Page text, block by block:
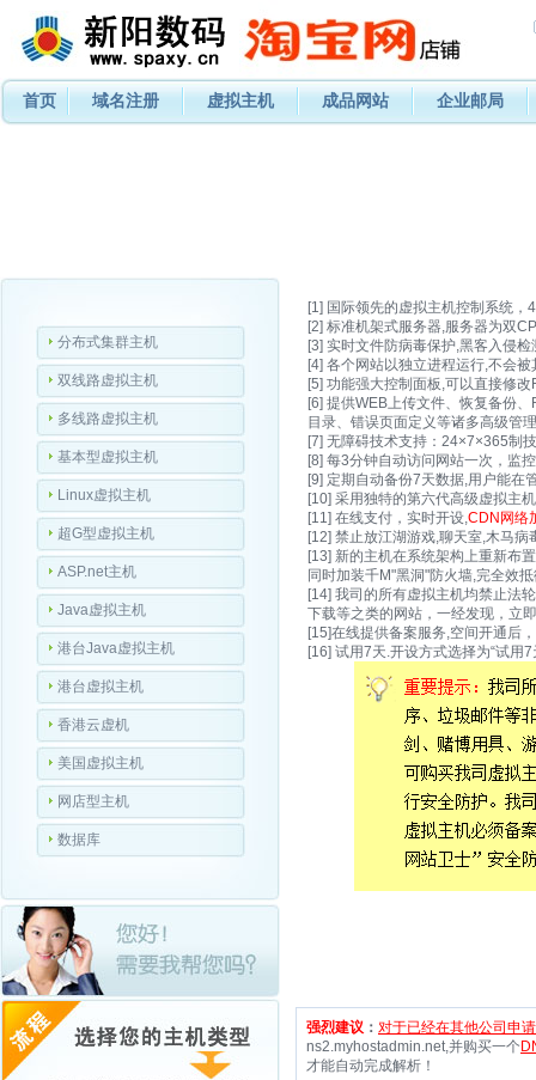
首页 域名注册 虚拟主机 成品网站 企业邮局
分布式集群主机
双线路虚拟主机
多线路虚拟主机
基本型虚拟主机
Linux虚拟主机
超G型虚拟主机
ASP.net主机
Java虚拟主机
港台Java虚拟主机
港台虚拟主机
香港云虚机
美国虚拟主机
网店型主机
数据库
[1] 国际领先的虚拟主机控制系统，
[2] 标准机架式服务器,服务器为双
[3] 实时文件防病毒保护,黑客入侵
[4] 各个网站以独立进程运行,不会
[5] 功能强大控制面板,可以直接修
[6] 提供WEB上传文件、恢复备份
目录、错误页面定义等诸多高级管
[7] 无障碍技术支持：24×7×365制
[8] 每3分钟自动访问网站一次，监
[9] 定期自动备份7天数据,用户能在
[10] 采用独特的第六代高级虚拟主
[11] 在线支付，实时开设,CDN网络
[12] 禁止放江湖游戏,聊天室,木马
[13] 新的主机在系统架构上重新布
同时加装千M"黑洞"防火墙,完全效
[14] 我司的所有虚拟主机均禁止法
下载等之类的网站，一经发现，立
[15]在线提供备案服务,空间开通后
[16] 试用7天.开设方式选择为“试用7
强烈建议 ： 对于已经在其他公司申
ns2.myhostadmin.net,并购买一个
才能自动完成解析！